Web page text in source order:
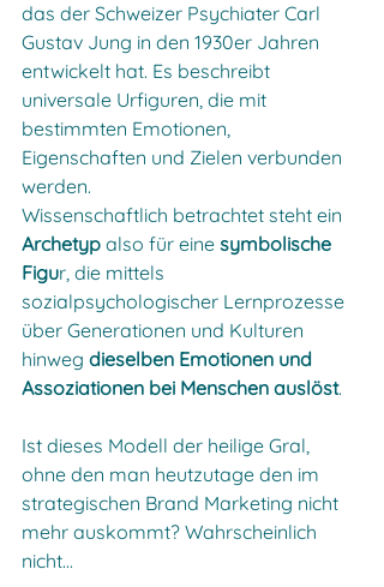
das der Schweizer Psychiater Carl
Gustav Jung in den 1930er Jahren
entwickelt hat. Es beschreibt
universale Urfiguren, die mit
bestimmten Emotionen,
Eigenschaften und Zielen verbunden
werden.
Wissenschaftlich betrachtet steht ein
Archetyp also für eine symbolische
Figur, die mittels
sozialpsychologischer Lernprozesse
über Generationen und Kulturen
hinweg dieselben Emotionen und
Assoziationen bei Menschen auslöst.
Ist dieses Modell der heilige Gral,
ohne den man heutzutage den im
strategischen Brand Marketing nicht
mehr auskommt? Wahrscheinlich
nicht...